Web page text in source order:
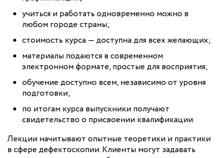
учиться и работать одновременно можно в
любом городе страны;
стоимость курса — доступна для всех желающих;
материалы подаются в современном
электронном формате, простые для восприятия;
обучение доступно всем, независимо от уровня
подготовки;
по итогам курса выпускники получают
свидетельство о присвоении квалификации.
Лекции начитывают опытные теоретики и практики
в сфере дефектоскопии. Клиенты могут задавать